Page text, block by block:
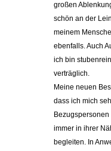
großen
schön an der
meinem
ebenfalls. Auch
ich bin
verträglich.
Meine neuen
dass ich mich
immer in ihrer
begleiten. In